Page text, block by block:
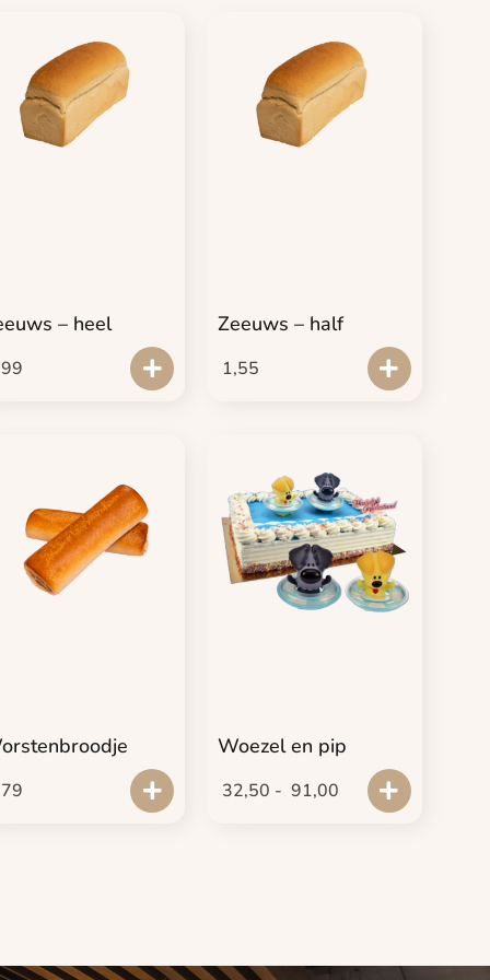
– heel Zeeuws – half
1,55
Woezel en pip
32,50 - 91,00